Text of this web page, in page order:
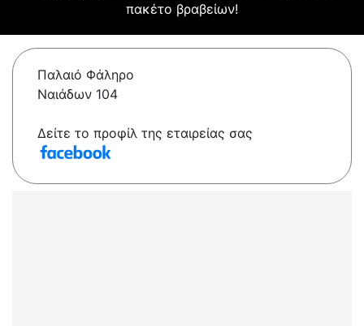
πακέτο βραβείων!
Παλαιό Φάληρο
Ναιάδων 104
Δείτε το προφίλ της εταιρείας σας